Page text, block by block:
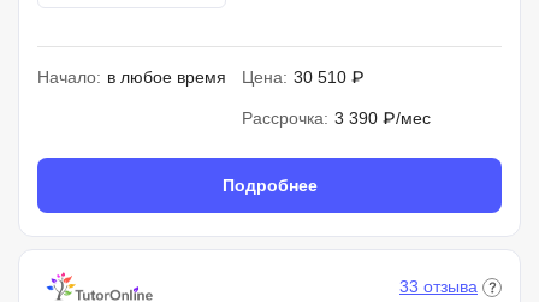
Начало: в любое время Цена: 30 510 ₽
Рассрочка: 3 390 ₽/мес
Подробнее
33 отзыва